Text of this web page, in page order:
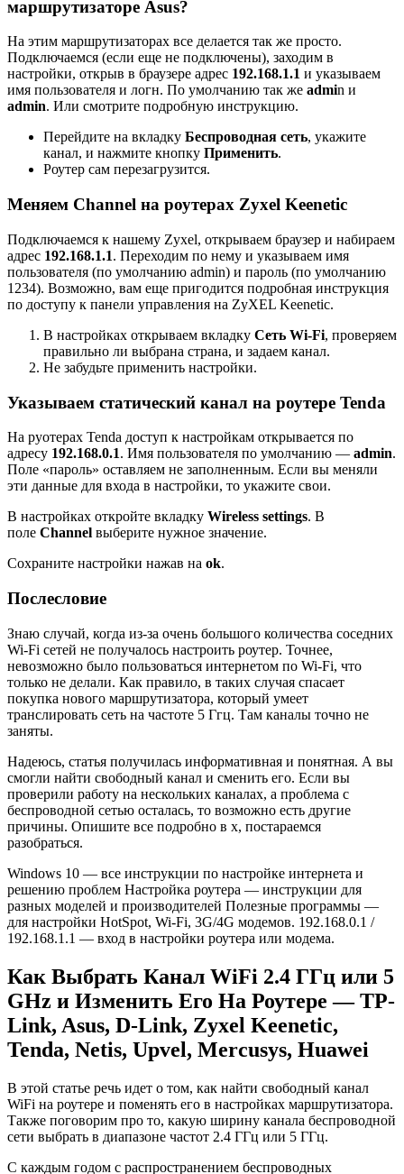
маршрутизаторе Asus?
На этим маршрутизаторах все делается так же просто.
Подключаемся (если еще не подключены), заходим в
настройки, открыв в браузере адрес 192.168.1.1 и указываем
имя пользователя и логн. По умолчанию так же admin и
admin. Или смотрите подробную инструкцию.
Перейдите на вкладку Беспроводная сеть, укажите
канал, и нажмите кнопку Применить.
Роутер сам перезагрузится.
Меняем Channel на роутерах Zyxel Keenetic
Подключаемся к нашему Zyxel, открываем браузер и набираем
адрес 192.168.1.1. Переходим по нему и указываем имя
пользователя (по умолчанию admin) и пароль (по умолчанию
1234). Возможно, вам еще пригодится подробная инструкция
по доступу к панели управления на ZyXEL Keenetic.
В настройках открываем вкладку Сеть Wi-Fi, проверяем
правильно ли выбрана страна, и задаем канал.
Не забудьте применить настройки.
Указываем статический канал на роутере Tenda
На руотерах Tenda доступ к настройкам открывается по
адресу 192.168.0.1. Имя пользователя по умолчанию — admin.
Поле «пароль» оставляем не заполненным. Если вы меняли
эти данные для входа в настройки, то укажите свои.
В настройках откройте вкладку Wireless settings. В
поле Channel выберите нужное значение.
Сохраните настройки нажав на ok.
Послесловие
Знаю случай, когда из-за очень большого количества соседних
Wi-Fi сетей не получалось настроить роутер. Точнее,
невозможно было пользоваться интернетом по Wi-Fi, что
только не делали. Как правило, в таких случая спасает
покупка нового маршрутизатора, который умеет
транслировать сеть на частоте 5 Ггц. Там каналы точно не
заняты.
Надеюсь, статья получилась информативная и понятная. А вы
смогли найти свободный канал и сменить его. Если вы
проверили работу на нескольких каналах, а проблема с
беспроводной сетью осталась, то возможно есть другие
причины. Опишите все подробно в х, постараемся
разобраться.
Windows 10 — все инструкции по настройке интернета и
решению проблем Настройка роутера — инструкции для
разных моделей и производителей Полезные программы —
для настройки HotSpot, Wi-Fi, 3G/4G модемов. 192.168.0.1 /
192.168.1.1 — вход в настройки роутера или модема.
Как Выбрать Канал WiFi 2.4 ГГц или 5
GHz и Изменить Его На Роутере — TP-
Link, Asus, D-Link, Zyxel Keenetic,
Tenda, Netis, Upvel, Mercusys, Huawei
В этой статье речь идет о том, как найти свободный канал
WiFi на роутере и поменять его в настройках маршрутизатора.
Также поговорим про то, какую ширину канала беспроводной
сети выбрать в диапазоне частот 2.4 ГГц или 5 ГГц.
С каждым годом с распространением беспроводных